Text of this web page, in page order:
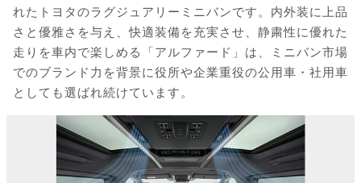
れたトヨタのラグジュアリーミニバンです。内外装に上品
さと優雅さを与え、快適装備を充実させ、静粛性に優れた
走りを車内で楽しめる「アルファード」は、ミニバン市場
でのブランド力を背景に役所や企業重役の公用車・社用車
としても選ばれ続けています。